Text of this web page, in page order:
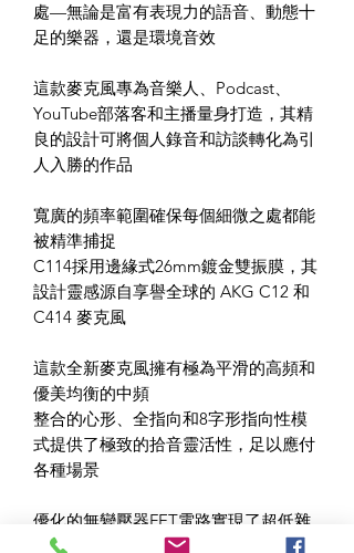
處—無論是富有表現力的語音、動態十
足的樂器，還是環境音效
這款麥克風專為音樂人、Podcast、
YouTube部落客和主播量身打造，其精
良的設計可將個人錄音和訪談轉化為引
人入勝的作品
寬廣的頻率範圍確保每個細微之處都能
被精準捕捉
C114採用邊緣式26mm鍍金雙振膜，其
設計靈感源自享譽全球的 AKG C12 和
C414 麥克風
這款全新麥克風擁有極為平滑的高頻和
優美均衡的中頻
整合的心形、全指向和8字形指向性模
式提供了極致的拾音靈活性，足以應付
各種場景
優化的無變壓器FET電路實現了超低雜
訊和寬廣的動態範圍，在所有音源類型